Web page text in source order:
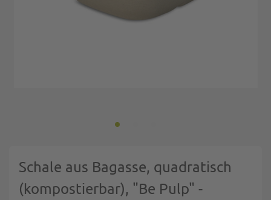
Schale aus Bagasse, quadratisch
(kompostierbar), "Be Pulp" -